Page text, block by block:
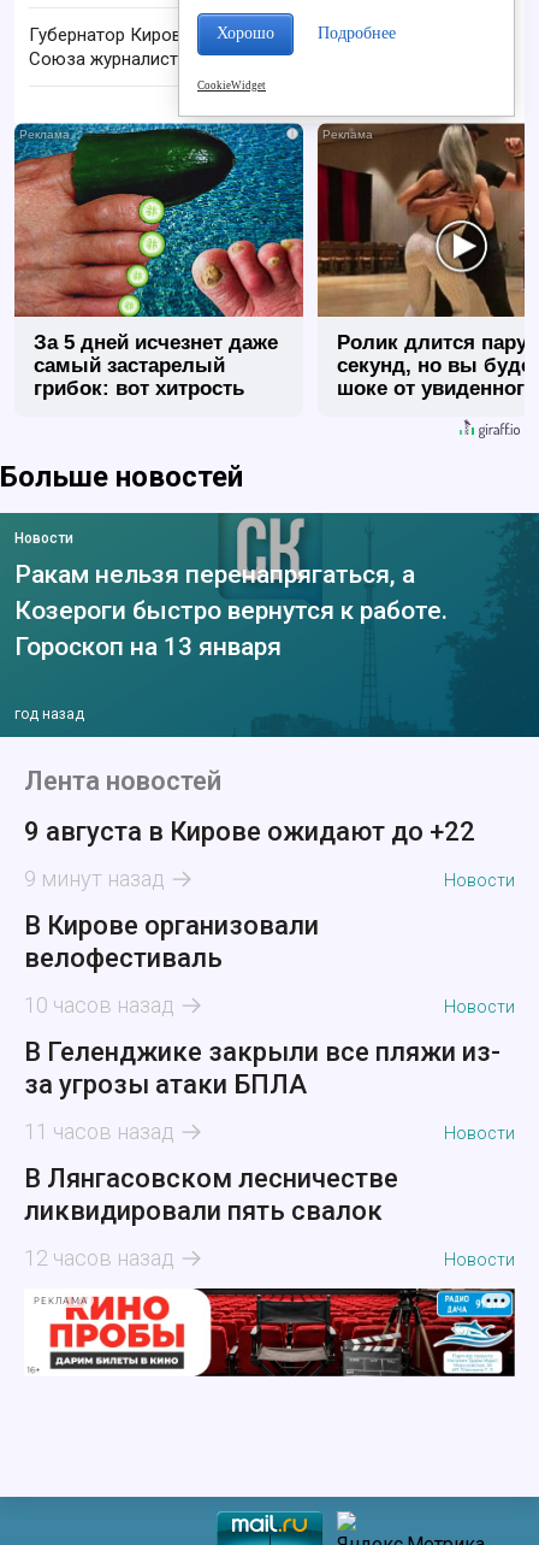
Губернатор Кировской области получил медаль
Союза журналистов России
i
За 5 дней исчезнет даже
самый застарелый
грибок: вот хитрость
Ролик длится пару
секунд, но вы
шоке от увиденного
Больше новостей
Новости
Ракам нельзя перенапрягаться, а
Козероги быстро вернутся к работе.
Гороскоп на 13 января
год назад
Лента новостей
9 августа в Кирове ожидают до +22
9 минут назад Новости
В Кирове организовали
велофестиваль
10 часов назад Новости
В Геленджике закрыли все пляжи из-
за угрозы атаки БПЛА
11 часов назад Новости
В Лянгасовском лесничестве
ликвидировали пять свалок
12 часов назад Новости
РЕКЛАМА
Хорошо Подробнее
CookieWidget